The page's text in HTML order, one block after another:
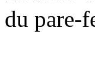
du pare-